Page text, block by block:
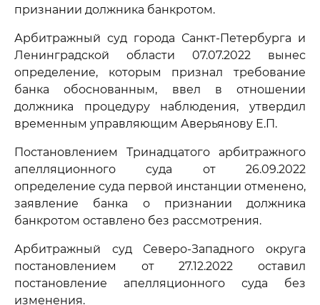
признании должника банкротом.
Арбитражный суд города Санкт-Петербурга и
Ленинградской области 07.07.2022 вынес
определение, которым признал требование
банка обоснованным, ввел в отношении
должника процедуру наблюдения, утвердил
временным управляющим Аверьянову Е.П.
Постановлением Тринадцатого арбитражного
апелляционного суда от 26.09.2022
определение суда первой инстанции отменено,
заявление банка о признании должника
банкротом оставлено без рассмотрения.
Арбитражный суд Северо-Западного округа
постановлением от 27.12.2022 оставил
постановление апелляционного суда без
изменения.